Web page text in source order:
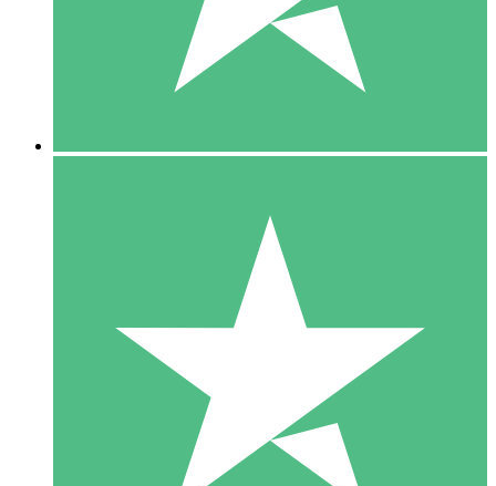
10 00
10 Nedladdningar
20 00